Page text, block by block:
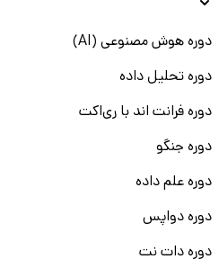
دوره هوش مصنوعی (AI)
دوره تحلیل داده
دوره فرانت اند با ری‌اکت
دوره جنگو
دوره علم داده
دوره دواپس
دوره دات نت